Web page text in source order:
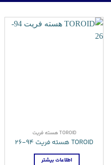
TOROID هسته فریت
TOROID هسته فریت 94-26
اطلاعات بیشتر